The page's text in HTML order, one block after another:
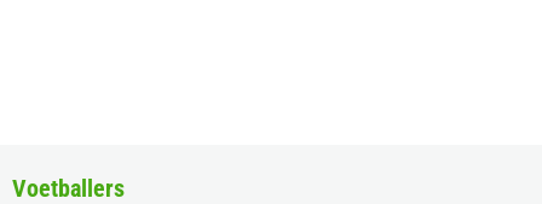
Voetballers